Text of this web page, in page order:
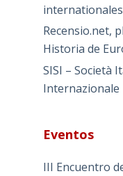
Recensio.net,
Historia de
SISI – Società
Internazionale
Eventos
III Encuentro